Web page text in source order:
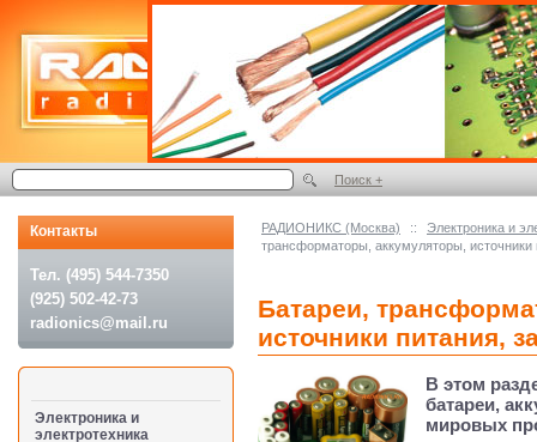
РАДИОНИКС (Москва) ::
Электроника и
трансформаторы, аккумуляторы, источники
Батареи,
источники питания,
В этом
батареи,
мировых
Контакты
Тел. (495) 544-7350
(925) 502-42-73
radionics@mail.ru
Электроника и
электротехника
Поиск +